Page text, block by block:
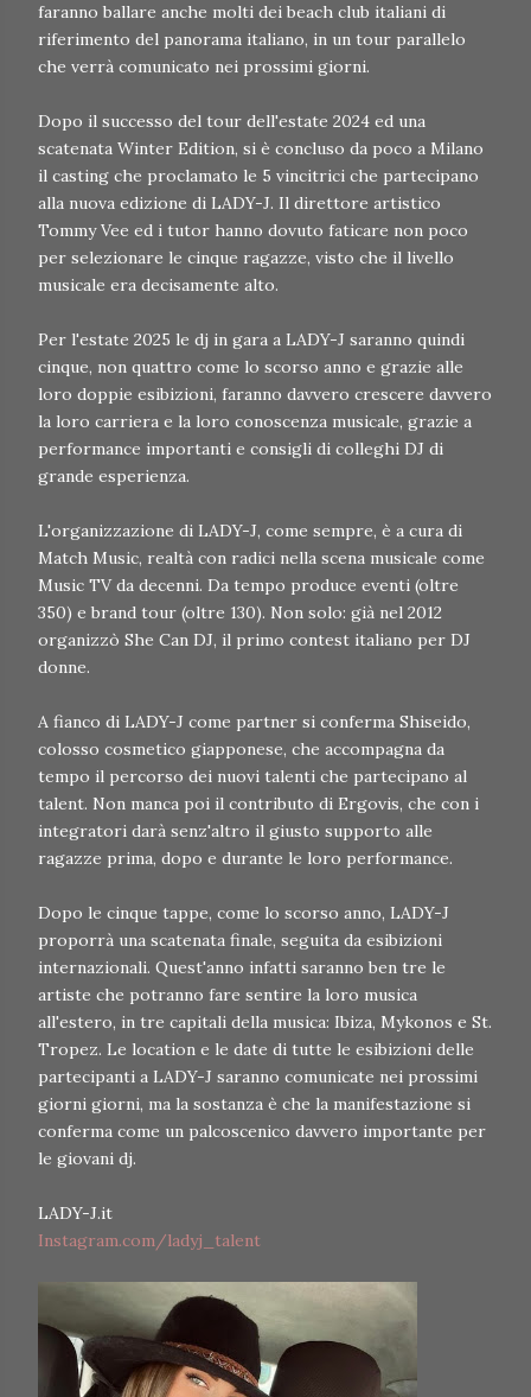
faranno ballare anche molti dei beach club italiani di
riferimento del panorama italiano, in un tour parallelo
che verrà comunicato nei prossimi giorni.
Dopo il successo del tour dell'estate 2024 ed una
scatenata Winter Edition, si è concluso da poco a Milano
il casting che proclamato le 5 vincitrici che partecipano
alla nuova edizione di LADY-J. Il direttore artistico
Tommy Vee ed i tutor hanno dovuto faticare non poco
per selezionare le cinque ragazze, visto che il livello
musicale era decisamente alto.
Per l'estate 2025 le dj in gara a LADY-J saranno quindi
cinque, non quattro come lo scorso anno e grazie alle
loro doppie esibizioni, faranno davvero crescere davvero
la loro carriera e la loro conoscenza musicale, grazie a
performance importanti e consigli di colleghi DJ di
grande esperienza.
L'organizzazione di LADY-J, come sempre, è a cura di
Match Music, realtà con radici nella scena musicale come
Music TV da decenni. Da tempo produce eventi (oltre
350) e brand tour (oltre 130). Non solo: già nel 2012
organizzò She Can DJ, il primo contest italiano per DJ
donne.
A fianco di LADY-J come partner si conferma Shiseido,
colosso cosmetico giapponese, che accompagna da
tempo il percorso dei nuovi talenti che partecipano al
talent. Non manca poi il contributo di Ergovis, che con i
integratori darà senz'altro il giusto supporto alle
ragazze prima, dopo e durante le loro performance.
Dopo le cinque tappe, come lo scorso anno, LADY-J
proporrà una scatenata finale, seguita da esibizioni
internazionali. Quest'anno infatti saranno ben tre le
artiste che potranno fare sentire la loro musica
all'estero, in tre capitali della musica: Ibiza, Mykonos e St.
Tropez. Le location e le date di tutte le esibizioni delle
partecipanti a LADY-J saranno comunicate nei prossimi
giorni giorni, ma la sostanza è che la manifestazione si
conferma come un palcoscenico davvero importante per
le giovani dj.
LADY-J.it
Instagram.com/ladyj_talent